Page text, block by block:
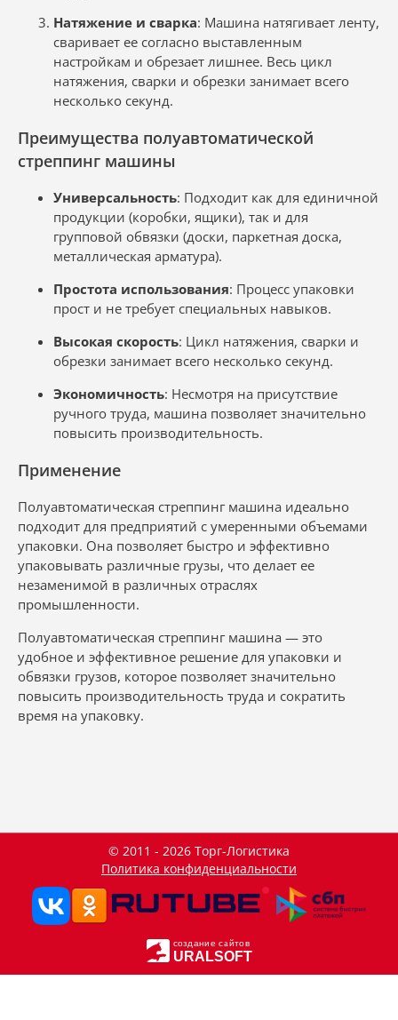
Натяжение и сварка: Машина натягивает ленту,
сваривает ее согласно выставленным
настройкам и обрезает лишнее. Весь цикл
натяжения, сварки и обрезки занимает всего
несколько секунд.
Преимущества полуавтоматической
стреппинг машины
Универсальность: Подходит как для единичной
продукции (коробки, ящики), так и для
групповой обвязки (доски, паркетная доска,
металлическая арматура).
Простота использования: Процесс упаковки
прост и не требует специальных навыков.
Высокая скорость: Цикл натяжения, сварки и
обрезки занимает всего несколько секунд.
Экономичность: Несмотря на присутствие
ручного труда, машина позволяет значительно
повысить производительность.
Применение
Полуавтоматическая стреппинг машина идеально
подходит для предприятий с умеренными объемами
упаковки. Она позволяет быстро и эффективно
упаковывать различные грузы, что делает ее
незаменимой в различных отраслях
промышленности.
Полуавтоматическая стреппинг машина — это
удобное и эффективное решение для упаковки и
обвязки грузов, которое позволяет значительно
повысить производительность труда и сократить
время на упаковку.
© 2011 - 2026 Торг-Логистика
Политика конфиденциальности
создание сайтов
URALSOFT